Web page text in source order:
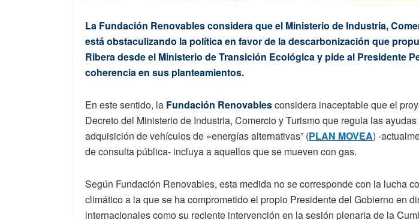
La Fundación Renovables considera que el Ministerio de Industria,
está obstaculizando la política en favor de la descarbonización que
Ribera desde el Ministerio de Transición Ecológica y pide al Presidente
coherencia en sus planteamientos.
En este sentido, la Fundación Renovablesconsidera inaceptable que el
Decreto del Ministerio de Industria, Comercio y Turismo que regula las
adquisición de vehículos de «energías alternativas” (PLAN MOVEA) -
de consulta pública- incluya a aquellos que se mueven con gas.
Según Fundación Renovables, esta medida no se corresponde con la lucha
climático a la que se ha comprometido el propio Presidente del Gobierno en
internacionales como su reciente intervención en la sesión plenaria de la